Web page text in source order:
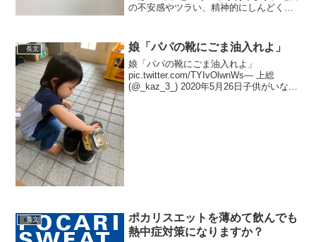
の不安感やツラい、精神的にしんどくな
お子さんやご家族、パートナーの?中を暖
めてあげて下さい。...
長文 娘「パパの靴にごま油入れよ」
娘「パパの靴にごま油入れよ」
pic.twitter.com/TYIvOlwnWs— 上総
(@_kaz_3_) 2020年5月26日子供がいない
長文
ポカリスエットを薄めて飲んでも
熱中症対策になりますか？